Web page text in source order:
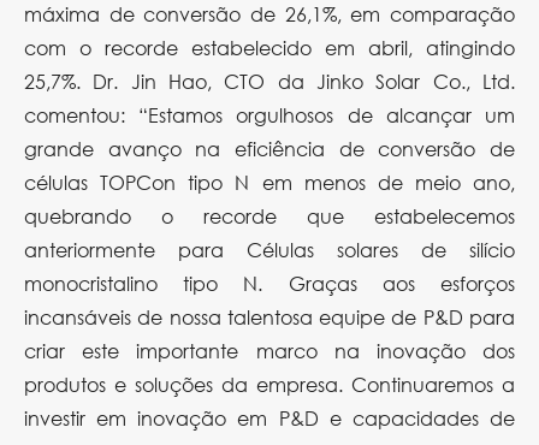
máxima de conversão de 26,1%, em comparação
com o recorde estabelecido em abril, atingindo
25,7%. Dr. Jin Hao, CTO da Jinko Solar Co., Ltd.
comentou: “Estamos orgulhosos de alcançar um
grande avanço na eficiência de conversão de
células TOPCon tipo N em menos de meio ano,
quebrando o recorde que estabelecemos
anteriormente para Células solares de silício
monocristalino tipo N. Graças aos esforços
incansáveis ​​de nossa talentosa equipe de P&D para
criar este importante marco na inovação dos
produtos e soluções da empresa. Continuaremos a
investir em inovação em P&D e capacidades de